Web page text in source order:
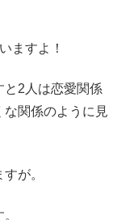
ますよ！
と2人は恋愛関係
な関係のように見
が。